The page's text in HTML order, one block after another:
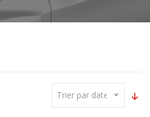
Trier par date